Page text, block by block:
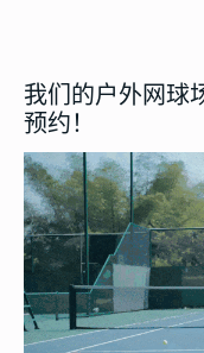
我们的户外网球
预约！